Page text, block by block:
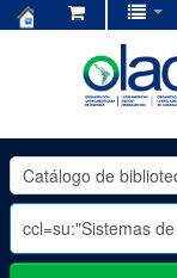
OLADE
-